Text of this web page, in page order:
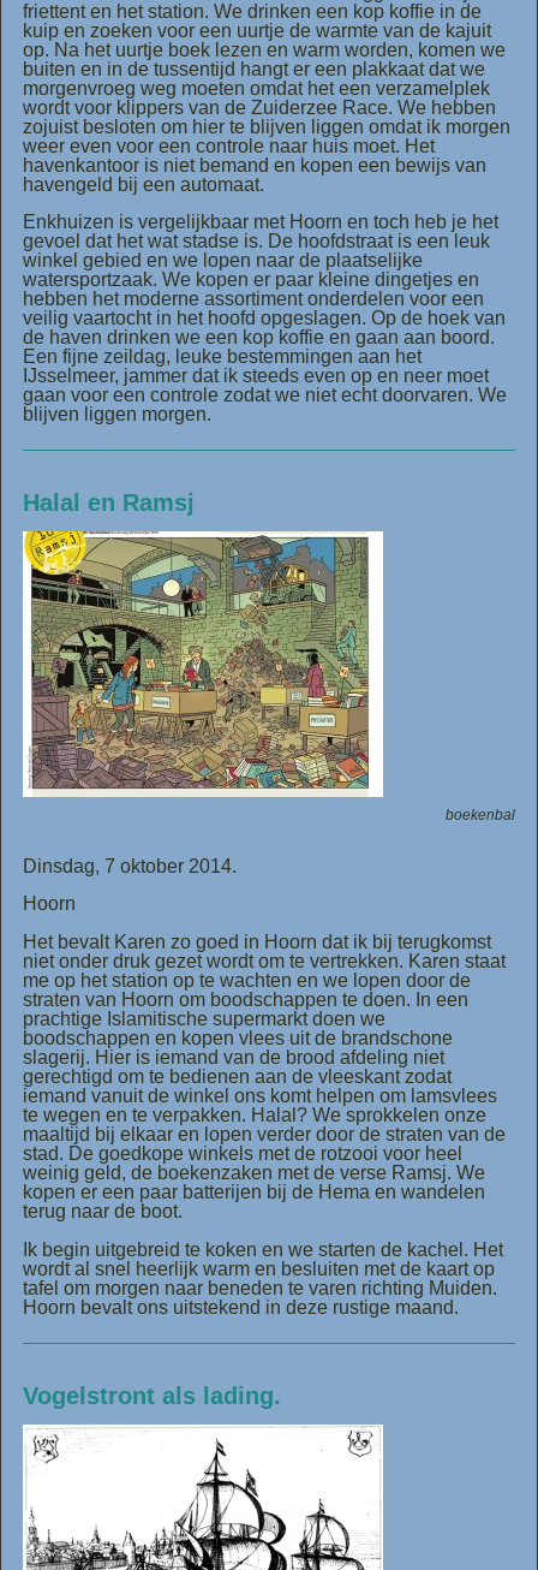
friettent en het station. We drinken een kop koffie in de
kuip en zoeken voor een uurtje de warmte van de kajuit
op. Na het uurtje boek lezen en warm worden, komen we
buiten en in de tussentijd hangt er een plakkaat dat we
morgenvroeg weg moeten omdat het een verzamelplek
wordt voor klippers van de Zuiderzee Race. We hebben
zojuist besloten om hier te blijven liggen omdat ik morgen
weer even voor een controle naar huis moet. Het
havenkantoor is niet bemand en kopen een bewijs van
havengeld bij een automaat.
Enkhuizen is vergelijkbaar met Hoorn en toch heb je het
gevoel dat het wat stadse is. De hoofdstraat is een leuk
winkel gebied en we lopen naar de plaatselijke
watersportzaak. We kopen er paar kleine dingetjes en
hebben het moderne assortiment onderdelen voor een
veilig vaartocht in het hoofd opgeslagen. Op de hoek van
de haven drinken we een kop koffie en gaan aan boord.
Een fijne zeildag, leuke bestemmingen aan het
IJsselmeer, jammer dat ik steeds even op en neer moet
gaan voor een controle zodat we niet echt doorvaren. We
blijven liggen morgen.
Halal en Ramsj
boekenbal
Dinsdag, 7 oktober 2014.
Hoorn
Het bevalt Karen zo goed in Hoorn dat ik bij terugkomst
niet onder druk gezet wordt om te vertrekken. Karen staat
me op het station op te wachten en we lopen door de
straten van Hoorn om boodschappen te doen. In een
prachtige Islamitische supermarkt doen we
boodschappen en kopen vlees uit de brandschone
slagerij. Hier is iemand van de brood afdeling niet
gerechtigd om te bedienen aan de vleeskant zodat
iemand vanuit de winkel ons komt helpen om lamsvlees
te wegen en te verpakken. Halal? We sprokkelen onze
maaltijd bij elkaar en lopen verder door de straten van de
stad. De goedkope winkels met de rotzooi voor heel
weinig geld, de boekenzaken met de verse Ramsj. We
kopen er een paar batterijen bij de Hema en wandelen
terug naar de boot.
Ik begin uitgebreid te koken en we starten de kachel. Het
wordt al snel heerlijk warm en besluiten met de kaart op
tafel om morgen naar beneden te varen richting Muiden.
Hoorn bevalt ons uitstekend in deze rustige maand.
Vogelstront als lading.